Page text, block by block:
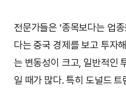
전문가들은 ‘종목보다는 업
다는 중국 경제를 보고 투자
는 변동성이 크고, 일반적인
일 때가 많다. 특히 도널드